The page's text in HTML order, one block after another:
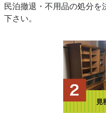
民泊撤退・不用品の処分
下さい。